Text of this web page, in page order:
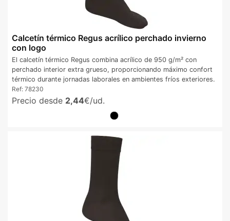
Calcetín térmico Regus acrílico perchado invierno
con logo
El calcetín térmico Regus combina acrílico de 950 g/m² con
perchado interior extra grueso, proporcionando máximo confort
térmico durante jornadas laborales en ambientes fríos exteriores.
Ref: 78230
Precio desde 2,44€/ud.